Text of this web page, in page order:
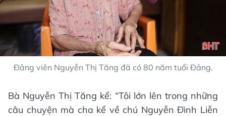
Đảng viên Nguyễn Thị Tăng đã có 80 năm tuổi Đảng.
Bà Nguyễn Thị Tăng kể: “Tôi lớn lên trong những
câu chuyện mà cha kể về chú Nguyễn Đình Liễn